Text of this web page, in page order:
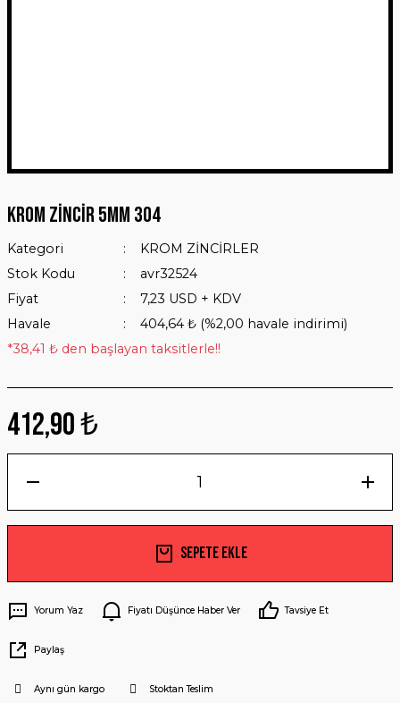
Krom Zincir 5mm 304
Kategori
KROM ZİNCİRLER
Stok Kodu
avr32524
Fiyat
7,23 USD + KDV
Havale
404,64 ₺ (%2,00 havale indirimi)
*38,41 ₺ den başlayan taksitlerle!!
412,90 ₺
Sepete Ekle
Yorum Yaz Fiyatı Düşünce Haber Ver Tavsiye Et
Paylaş
Aynı gün kargo Stoktan Teslim